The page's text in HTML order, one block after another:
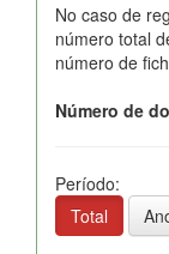
No caso de
número total
número de
Número de
Período:
Total